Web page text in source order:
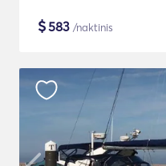
$583 /naktinis